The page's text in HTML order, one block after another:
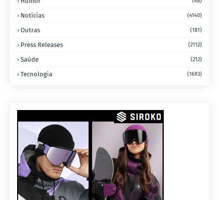
Notícias (4140)
Outras (181)
Press Releases (2112)
Saúde (212)
Tecnologia (1693)